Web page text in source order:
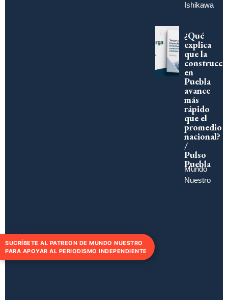
Ishikawa
¿Qué
explica
que la
en
Puebla
avance
más
rápido
que el
promedio
nacional?
/
Pulso
Puebla
Mundo
Nuestro
SUCRÍBETE AL PATREON DE MUNDO NUESTRO
PARA APOYAR AL PERIODISMO INDEPENDIENTE